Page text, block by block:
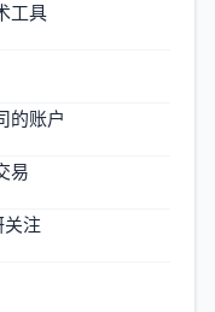
工具
的账户
易
注